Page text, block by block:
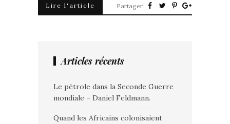
Lire l'article Partager
Articles récents
Le pétrole dans la Seconde Guerre
mondiale – Daniel Feldmann.
Quand les Africains colonisaient